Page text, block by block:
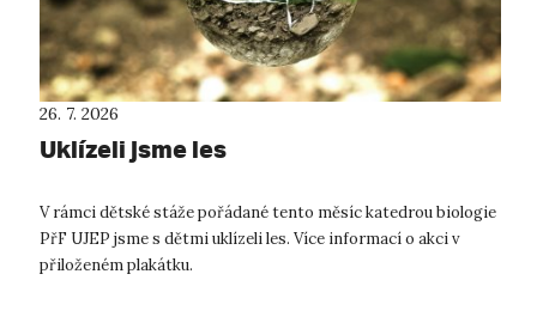
26. 7. 2026
Uklízeli jsme les
V rámci dětské stáže pořádané tento měsíc katedrou biologie
PřF UJEP jsme s dětmi uklízeli les. Více informací o akci v
přiloženém plakátku.